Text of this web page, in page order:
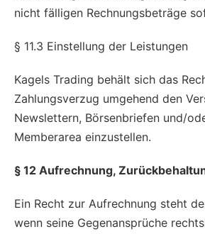
nicht fälligen Rechnungsbeträge
§ 11.3 Einstellung der Leistungen
Kagels Trading behält sich das
Zahlungsverzug umgehend den
Newslettern, Börsenbriefen und/
Memberarea einzustellen.
§ 12 Aufrechnung,
Ein Recht zur Aufrechnung steht
wenn seine Gegenansprüche